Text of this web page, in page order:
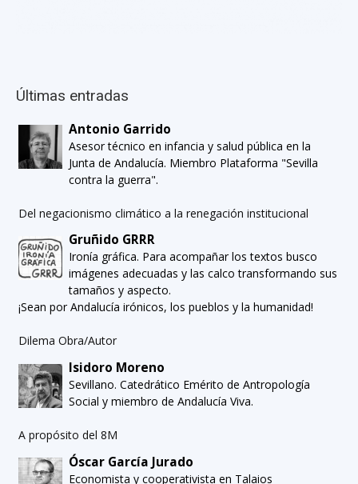
Últimas entradas
Antonio Garrido
Asesor técnico en infancia y salud pública en la
Junta de Andalucía. Miembro Plataforma "Sevilla
contra la guerra".
Del negacionismo climático a la renegación institucional
Gruñido GRRR
Ironía gráfica. Para acompañar los textos busco
imágenes adecuadas y las calco transformando sus
tamaños y aspecto.
¡Sean por Andalucía irónicos, los pueblos y la humanidad!
Dilema Obra/Autor
Isidoro Moreno
Sevillano. Catedrático Emérito de Antropología
Social y miembro de Andalucía Viva.
A propósito del 8M
Óscar García Jurado
Economista y cooperativista en Talaios